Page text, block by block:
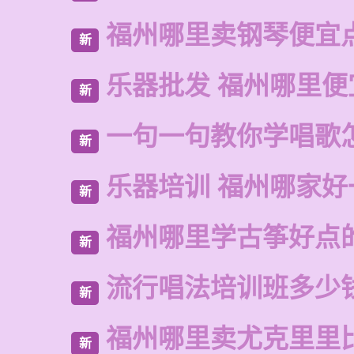
新 福州哪里卖钢琴便宜
新 乐器批发 福州哪里
新 一句一句教你学唱歌
新 乐器培训 福州哪家
新 福州哪里学古筝好点
新 流行唱法培训班多少
新 福州哪里卖尤克里里